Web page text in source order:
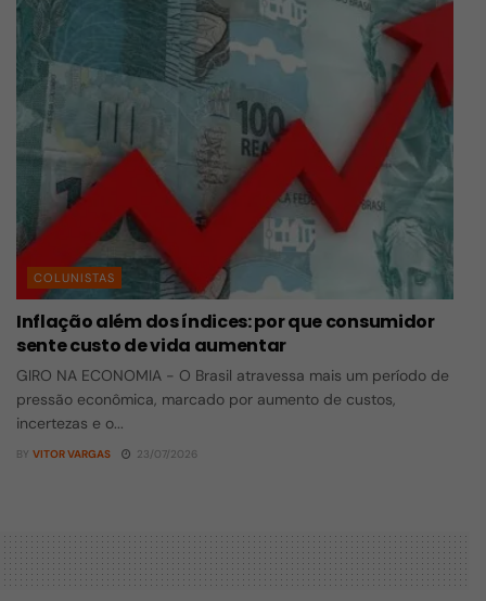
COLUNISTAS
Inflação além dos índices: por que consumidor
sente custo de vida aumentar
GIRO NA ECONOMIA - O Brasil atravessa mais um período de
pressão econômica, marcado por aumento de custos,
incertezas e o...
BY VITOR VARGAS 23/07/2026